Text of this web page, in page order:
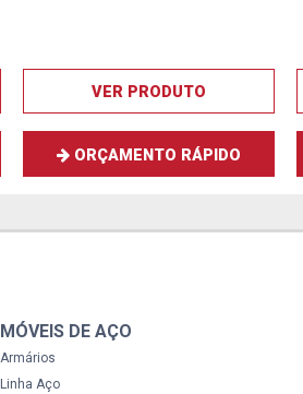
VER PRODUTO
ORÇAMENTO RÁPIDO
MÓVEIS DE AÇO
Armários
Linha Aço